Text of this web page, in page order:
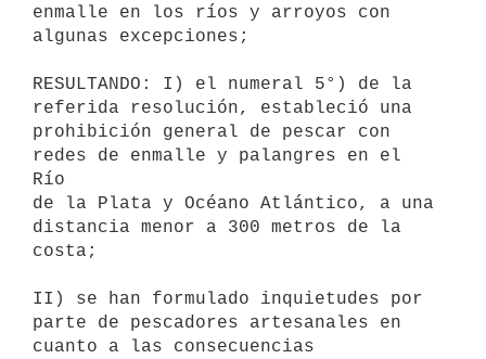
enmalle en los ríos y arroyos con
algunas excepciones;
RESULTANDO: I) el numeral 5°) de la
referida resolución, estableció una
prohibición general de pescar con
redes de enmalle y palangres en el
Río
de la Plata y Océano Atlántico, a una
distancia menor a 300 metros de la
costa;
II) se han formulado inquietudes por
parte de pescadores artesanales en
cuanto a las consecuencias